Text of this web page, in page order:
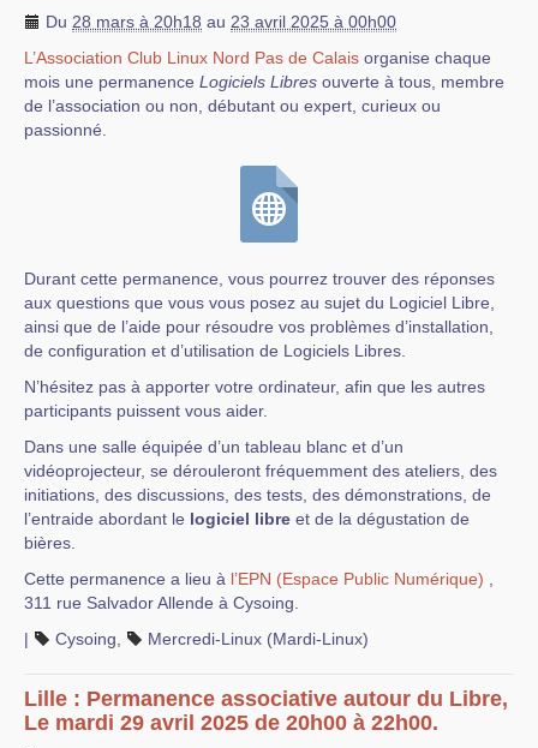
Du 28 mars à 20h18 au 23 avril 2025 à 00h00
L’Association Club Linux Nord Pas de Calais organise chaque
mois une permanence Logiciels Libres ouverte à tous, membre
de l’association ou non, débutant ou expert, curieux ou
passionné.
Durant cette permanence, vous pourrez trouver des réponses
aux questions que vous vous posez au sujet du Logiciel Libre,
ainsi que de l’aide pour résoudre vos problèmes d’installation,
de configuration et d’utilisation de Logiciels Libres.
N’hésitez pas à apporter votre ordinateur, afin que les autres
participants puissent vous aider.
Dans une salle équipée d’un tableau blanc et d’un
vidéoprojecteur, se dérouleront fréquemment des ateliers, des
initiations, des discussions, des tests, des démonstrations, de
l’entraide abordant le logiciel libre et de la dégustation de
bières.
Cette permanence a lieu à l’EPN (Espace Public Numérique)
311 rue Salvador Allende à Cysoing.
|
Cysoing Mercredi-Linux (Mardi-Linux)
Lille : Permanence associative autour du Libre,
Le mardi 29 avril 2025 de 20h00 à 22h00.